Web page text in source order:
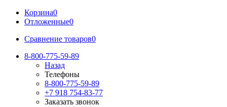
Корзина0
Отложенные0
Сравнение товаров0
8-800-775-59-89
Назад
Телефоны
8-800-775-59-89
+7 918 754-83-77
Заказать звонок